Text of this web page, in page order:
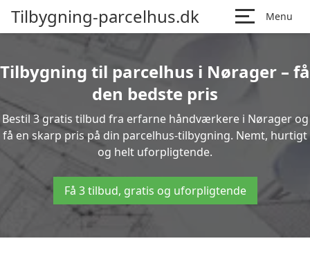
Tilbygning-parcelhus.dk Menu
Tilbygning til parcelhus i Nørager – få
den bedste pris
Bestil 3 gratis tilbud fra erfarne håndværkere i Nørager og
få en skarp pris på din parcelhus-tilbygning. Nemt, hurtigt
og helt uforpligtende.
Få 3 tilbud, gratis og uforpligtende